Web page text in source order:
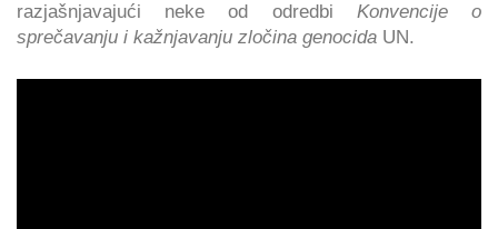
razjašnjavajući neke od odredbi Konvencije o
sprečavanju i kažnjavanju zločina genocida UN.